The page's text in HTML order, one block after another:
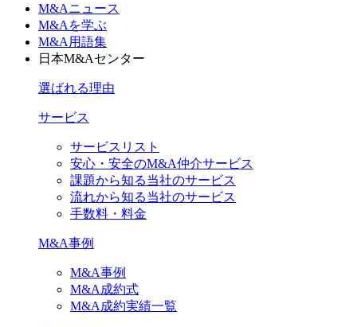
M&Aニュース
M&Aを学ぶ
M&A用語集
日本M&Aセンター
選ばれる理由
サービス
サービスリスト
安心・安全のM&A仲介サービス
課題から知る当社のサービス
流れから知る当社のサービス
手数料・料金
M&A事例
M&A事例
M&A成約式
M&A成約実績一覧